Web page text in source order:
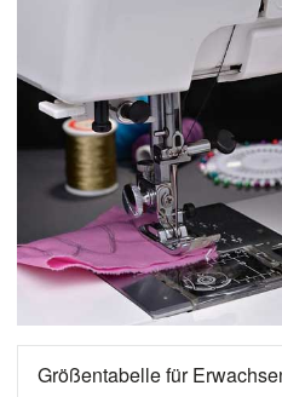
Größentabelle für